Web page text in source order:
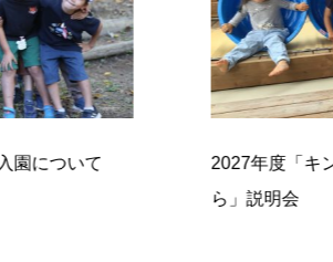
2027年度「キンダークリッペにしかまく